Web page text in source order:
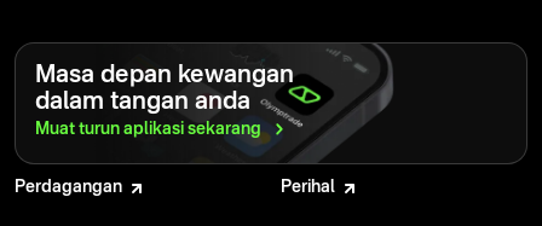
Masa depan kewangan
dalam tangan anda
Muat turun aplikasi sekarang
Perdagangan Perihal